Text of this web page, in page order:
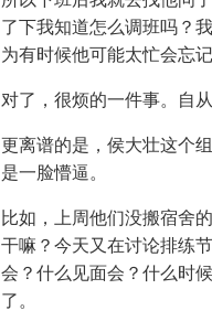
了下我知道怎么调班吗？
为有时候他可能太忙会忘
对了，很烦的一件事。自
更离谱的是，侯大壮这个
是一脸懵逼。
比如，上周他们没搬宿舍
干嘛？今天又在讨论排练
会？什么见面会？什么时
了。